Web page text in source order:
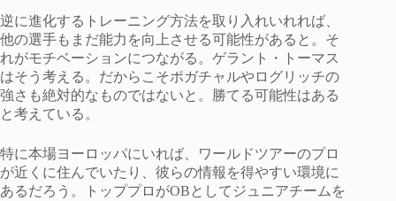
逆に進化するトレーニング方法を取り入れいれれば、
他の選手もまだ能力を向上させる可能性があると。そ
れがモチベーションにつながる。ゲラント・トーマス
はそう考える。だからこそポガチャルやログリッチの
強さも絶対的なものではないと。勝てる可能性はある
と考えている。
特に本場ヨーロッパにいれば、ワールドツアーのプロ
が近くに住んでいたり、彼らの情報を得やすい環境に
あるだろう。トッププロがOBとしてジュニアチームを